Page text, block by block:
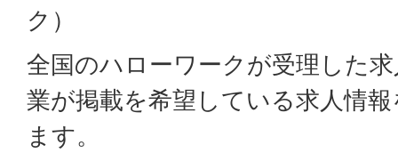
ク）
全国のハローワークが受理した
業が掲載を希望している求人情
ます。